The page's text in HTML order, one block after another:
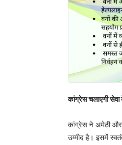
कांग्रेस चलाएगी
कांग्रेस ने अमेठी और
उम्मीद है। इसमें